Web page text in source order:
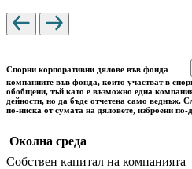
Спорни корпоративни дялове във фонда
компаниите във фонда, които участват в
обобщени, тъй като е възможно една
дейности, но да бъде отчетена само веднъж.
по-ниска от сумата на дяловете, изброени по-
Околна среда
Собствен капитал на компанията